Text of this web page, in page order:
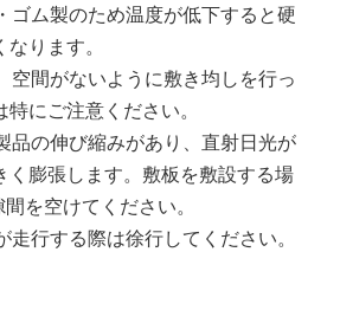
ゴム製のため温度が低下すると硬
ります。
空間がないように敷き均しを行っ
にご注意ください。
品の伸び縮みがあり、直射日光が
く膨張します。敷板を敷設する場
を空けてください。
走行する際は徐行してください。